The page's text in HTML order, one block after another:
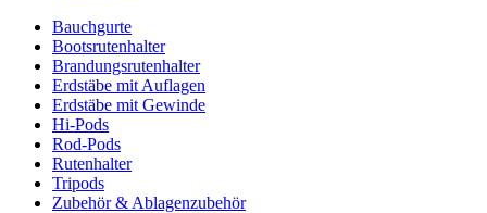
Bauchgurte
Bootsrutenhalter
Brandungsrutenhalter
Erdstäbe mit Auflagen
Erdstäbe mit Gewinde
Hi-Pods
Rod-Pods
Rutenhalter
Tripods
Zubehör & Ablagenzubehör